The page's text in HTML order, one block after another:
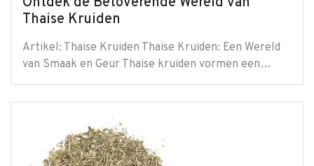
Thaise Kruiden
Artikel: Thaise Kruiden Thaise Kruiden: Een Wereld
van Smaak en Geur Thaise kruiden vormen een…